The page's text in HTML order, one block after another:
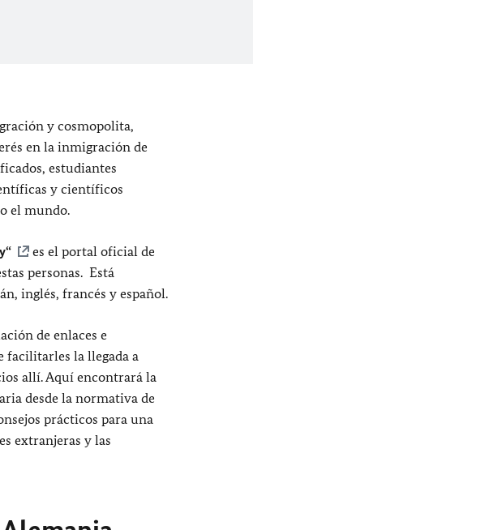
y cosmopolita,
en la inmigración de
estudiantes
y científicos
el mundo.
es el portal oficial de
personas. Está
inglés, francés y español.
de enlaces e
la llegada a
allí. Aquí encontrará la
desde la normativa de
prácticos para una
extranjeras y las